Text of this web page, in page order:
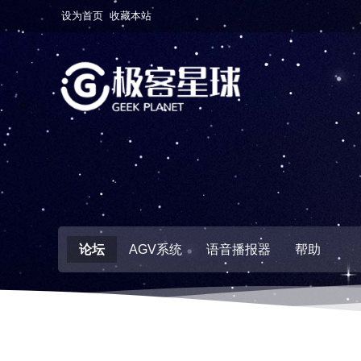
设为首页 收藏本站
论坛 AGV系统 语音播报器 帮助